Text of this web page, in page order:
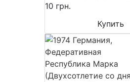
10 грн.
Купить